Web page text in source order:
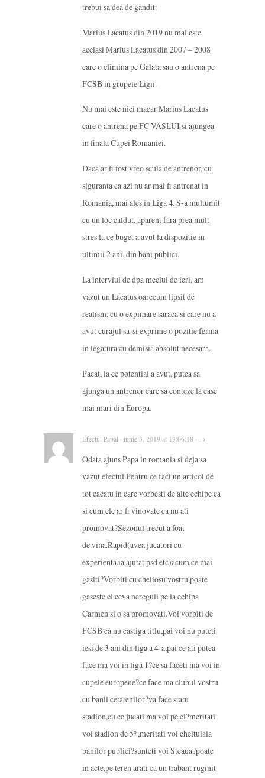
trebui sa dea de gandit:
Marius Lacatus din 2019 nu mai este
acelasi Marius Lacatus din 2007 – 2008
care o elimina pe Galata sau o antrena pe
FCSB in grupele Ligii.
Nu mai este nici macar Marius Lacatus
care o antrena pe FC VASLUI si ajungea
in finala Cupei Romaniei.
Daca ar fi fost vreo scula de antrenor, cu
siguranta ca azi nu ar mai fi antrenat in
Romania, mai ales in Liga 4. S-a multumit
cu un loc caldut, aparent fara prea mult
stres la ce buget a avut la dispozitie in
ultimii 2 ani, din bani publici.
La interviul de dpa meciul de ieri, am
vazut un Lacatus oarecum lipsit de
realism, cu o expimare saraca si care nu a
avut curajul sa-si exprime o pozitie ferma
in legatura cu demisia absolut necesara.
Pacat, la ce potential a avut, putea sa
ajunga un antrenor care sa conteze la case
mai mari din Europa.
Efectul Papal · iunie 3, 2019 at 13:06:18 · →
Odata ajuns Papa in romania si deja sa
vazut efectul.Pentru ce faci un articol de
tot cacatu in care vorbesti de alte echipe ca
si cum ele ar fi vinovate ca nu ati
promovat?Sezonul trecut a foat
de.vina.Rapid(avea jucatori cu
experienta,ia ajutat psd etc)acum ce mai
gasiti?Vorbiti cu cheliosu vostru,poate
gaseste el ceva nereguli pe la echipa
Carmen si o sa promovati.Voi vorbiti de
FCSB ca nu castiga titlu,pai voi nu puteti
iesi de 3 ani din liga a 4-a,pai ce ati putea
face ma voi in liga 1?ce sa faceti ma voi in
cupele europene?ce face ma clubul vostru
cu banii cetatenilor?va face statu
stadion,cu ce jucati ma voi pe el?meritati
voi stadion de 5*,meritati voi cheltuiala
banilor publici?sunteti voi Steaua?poate
in acte,pe teren arati ca un trabant ruginit